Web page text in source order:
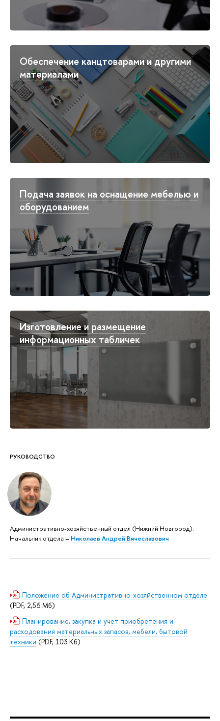
РУКОВОДСТВО
Административно-хозяйственный отдел (Нижний Новгород):
Начальник отдела – Николаев Андрей Вячеславович
Положение об Административно-хозяйственном отделе
(PDF, 2,56 Мб)
Планирование, закупка и учет приобретения и
расходования материальных запасов, мебели, бытовой
техники (PDF, 103 Кб)
Обеспечение канцтоварами и другими
материалами
Подача заявок на оснащение мебелью и
оборудованием
Изготовление и размещение
информационных табличек